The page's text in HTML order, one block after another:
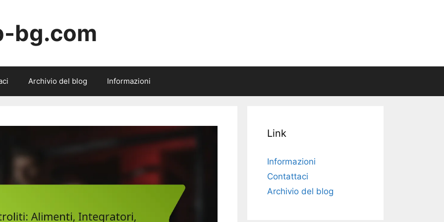
bg.com
Archivio del blog Informazioni
Link
Informazioni
Contattaci
Archivio del blog